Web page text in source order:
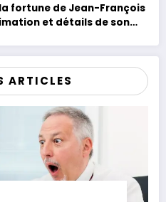
fortune de Jean-François
et détails de son
ARTICLES